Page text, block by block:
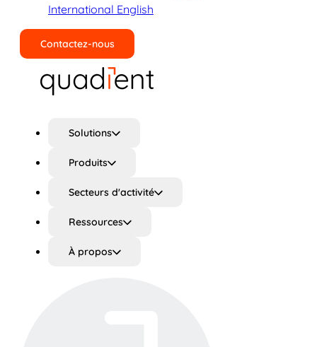
International English
Contactez-nous
Solutions
Produits
Secteurs d'activité
Ressources
À propos